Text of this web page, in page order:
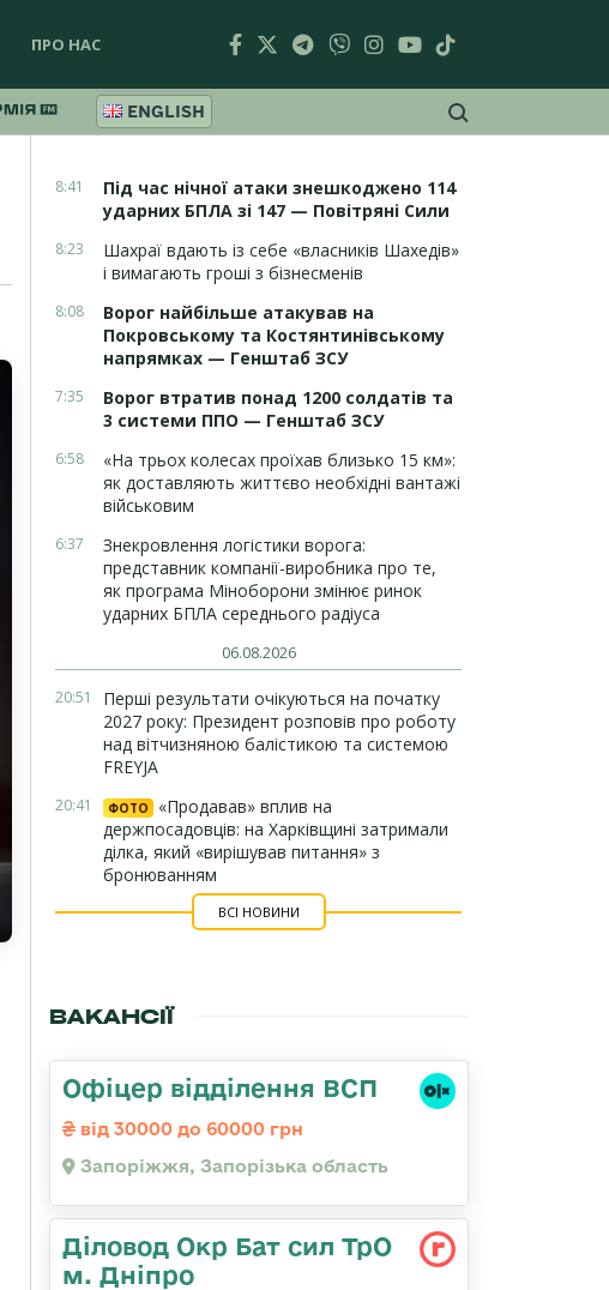
ПРО НАС
ENGLISH
8:41
Під час нічної атаки знешкоджено 114
ударних БПЛА зі 147 — Повітряні Сили
8:23
Шахраї вдають із себе «власників Шахедів»
і вимагають гроші з бізнесменів
8:08
Ворог найбільше атакував на
Покровському та Костянтинівському
напрямках — Генштаб ЗСУ
7:35
Ворог втратив понад 1200 солдатів та
3 системи ППО — Генштаб ЗСУ
6:58
«На трьох колесах проїхав близько 15 км»:
як доставляють життєво необхідні вантажі
військовим
6:37
Знекровлення логістики ворога:
представник компанії-виробника про те,
як програма Міноборони змінює ринок
ударних БПЛА середнього радіуса
06.08.2026
20:51
Перші результати очікуються на початку
2027 року: Президент розповів про роботу
над вітчизняною балістикою та системою
FREYJA
20:41 ФОТО
«Продавав» вплив на
держпосадовців: на Харківщині затримали
ділка, який «вирішував питання» з
бронюванням
ВСІ НОВИНИ
ВАКАНСІЇ
Офіцер відділення ВСП
від 30000 до 60000 грн
Запоріжжя, Запорізька область
Діловод Окр Бат сил ТрО
м. Дніпро